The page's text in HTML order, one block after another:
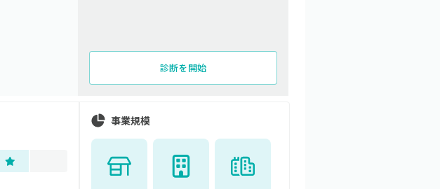
診断を開始
事業規模